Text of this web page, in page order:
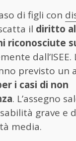
di figli con
il diritto
riconosciute
previsto un
i casi di non
. L’assegno
grave e
media.